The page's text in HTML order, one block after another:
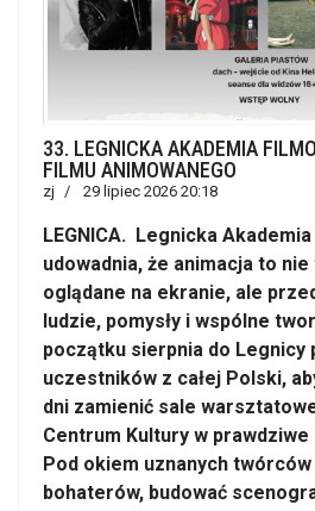
33. LEGNICKA AKADEMIA
FILMU ANIMOWANEGO
zj 29 lipiec 2026 20:18
LEGNICA. Legnicka
udowadnia, że animacja to
oglądane na ekranie, ale
ludzie, pomysły i wspólne
początku sierpnia do Legnicy
uczestników z całej Polski,
dni zamienić sale
Centrum Kultury w
Pod okiem uznanych
bohaterów, budować